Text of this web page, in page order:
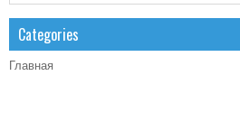
Categories
Главная